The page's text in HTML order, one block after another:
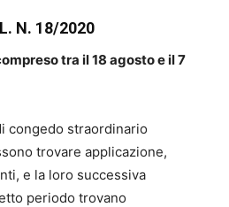
N. 18/2020
tra il 18 agosto e il 7
congedo straordinario
trovare applicazione,
e la loro successiva
periodo trovano